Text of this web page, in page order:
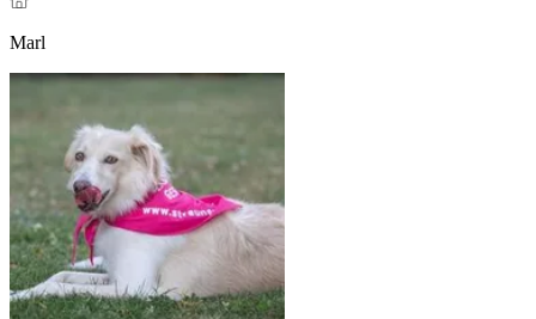
Marl